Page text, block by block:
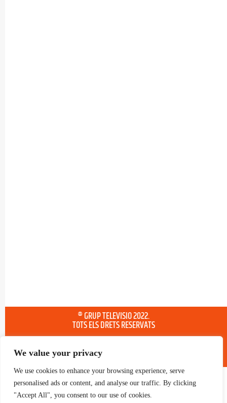
We value your privacy
We use cookies to enhance your browsing experience, serve
personalised ads or content, and analyse our traffic. By clicking
"Accept All", you consent to our use of cookies.
® GRUP TELEVISIO 2022.
TOTS ELS DRETS RESERVATS